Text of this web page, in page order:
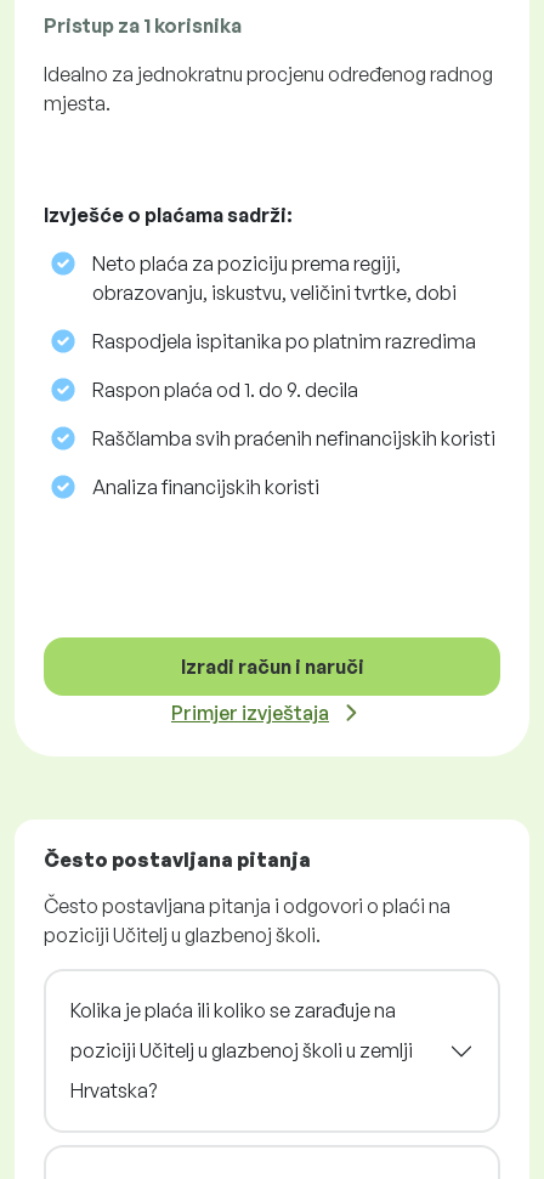
Pristup za 1 korisnika
Idealno za jednokratnu procjenu određenog radnog
mjesta.
Izvješće o plaćama sadrži:
Neto plaća za poziciju prema regiji,
obrazovanju, iskustvu, veličini tvrtke, dobi
Raspodjela ispitanika po platnim razredima
Raspon plaća od 1. do 9. decila
Raščlamba svih praćenih nefinancijskih koristi
Analiza financijskih koristi
Izradi račun i naruči
Primjer izvještaja
Često postavljana pitanja
Često postavljana pitanja i odgovori o plaći na
poziciji Učitelj u glazbenoj školi.
Kolika je plaća ili koliko se zarađuje na
poziciji Učitelj u glazbenoj školi u zemlji
Hrvatska?